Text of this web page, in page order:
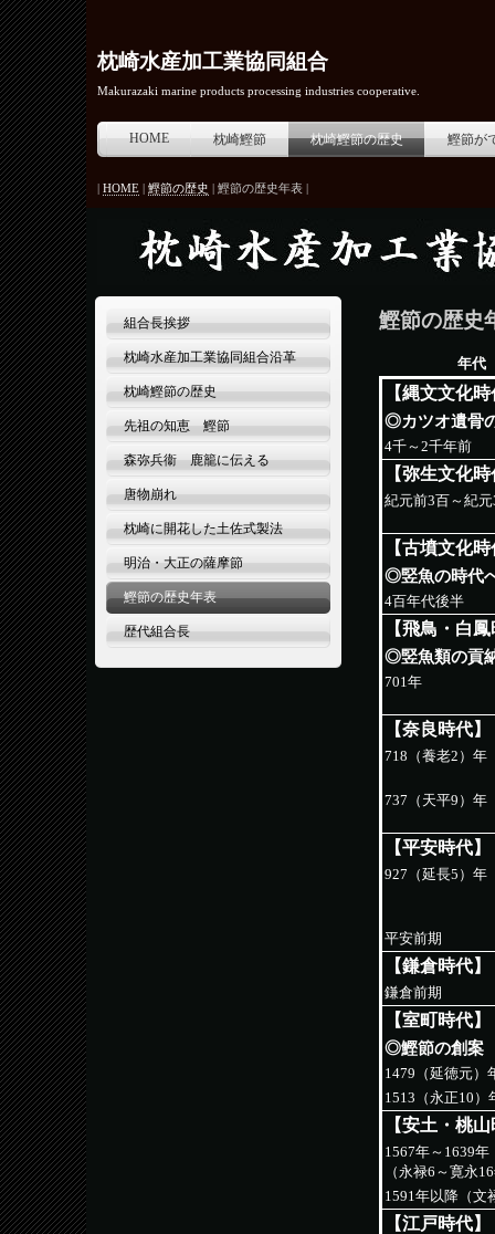
枕崎水産加工業協同組合
Makurazaki marine products processing industries cooperative.
HOME 枕崎鰹節 枕崎鰹節の歴史 鰹節が
| HOME| 鰹節の歴史 | 鰹節の歴史年表 |
鰹節の歴史
年代
【縄文文化
◎カツオ遺骨
4千～2千年前
【弥生文化
紀元前3百～紀
【古墳文化
◎竪魚の時代
4百年代後半
【飛鳥・白
◎竪魚類の貢
701年
【奈良時代】
718（養老2）年
737（天平9）年
【平安時代】
927（延長5）年
平安前期
【鎌倉時代】
鎌倉前期
【室町時代】
◎鰹節の創案
1479（延徳元）
1513（永正10）
【安土・桃
1567年～1639年
（永禄6～寛永
1591年以降（文
【江戸時代】
組合長挨拶
枕崎水産加工業協同組合沿革
枕崎鰹節の歴史
先祖の知恵 鰹節
森弥兵衞 鹿籠に伝える
唐物崩れ
枕崎に開花した土佐式製法
明治・大正の薩摩節
鰹節の歴史年表
歴代組合長